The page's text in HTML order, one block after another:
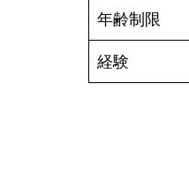
年齢制限
経験